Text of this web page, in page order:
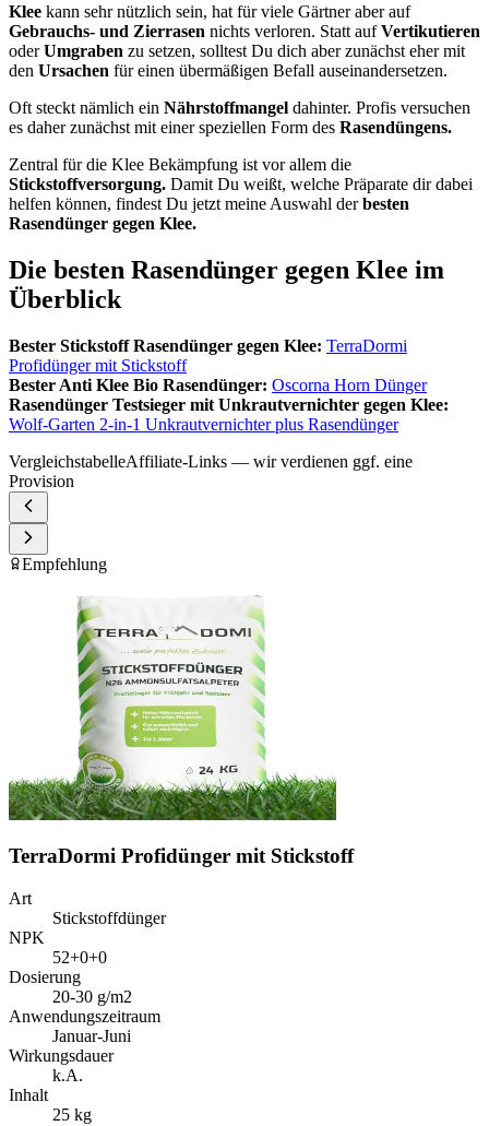
Klee kann sehr nützlich sein, hat für viele Gärtner aber auf
Gebrauchs- und Zierrasen nichts verloren. Statt aufVertikutieren
oderUmgraben zu setzen, solltest Du dich aber zunächst eher mit
den Ursachen für einen übermäßigen Befall auseinandersetzen.
Oft steckt nämlich ein Nährstoffmangel dahinter. Profis versuchen
es daher zunächst mit einer speziellen Form des Rasendüngens.
Zentral für die Klee Bekämpfung ist vor allem die
Stickstoffversorgung. Damit Du weißt, welche Präparate dir dabei
helfen können, findest Du jetzt meine Auswahl derbesten
Rasendünger gegen Klee.
Die besten Rasendünger gegen Klee im
Überblick
Bester Stickstoff Rasendünger gegen Klee: TerraDormi
Profidünger mit Stickstoff
Bester Anti Klee Bio Rasendünger: Oscorna Horn Dünger
Rasendünger Testsieger mit Unkrautvernichter gegen Klee:
Wolf-Garten 2-in-1 Unkrautvernichter plus Rasendünger
VergleichstabelleAffiliate-Links — wir verdienen ggf. eine
Provision
Empfehlung
TerraDormi Profidünger mit Stickstoff
Art
Stickstoffdünger
NPK
52+0+0
Dosierung
20-30 g/m2
Anwendungszeitraum
Januar-Juni
Wirkungsdauer
k.A.
Inhalt
25 kg